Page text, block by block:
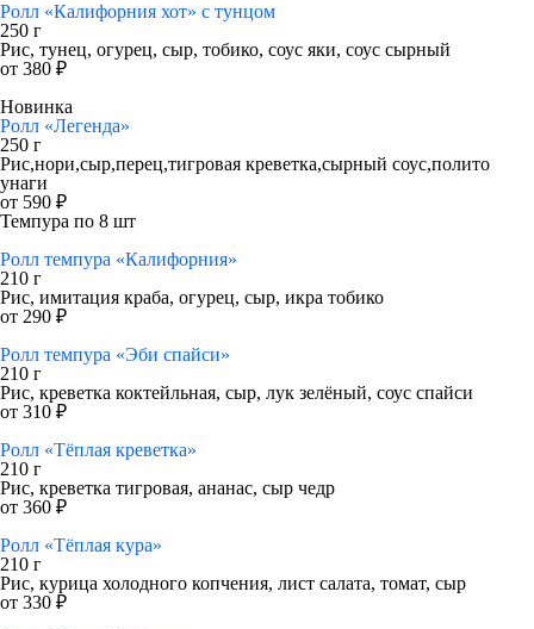
Ролл «Калифорния хот» с тунцом
250 г
Рис, тунец, огурец, сыр, тобико, соус яки, соус сырный
от 380 ₽
Новинка
Ролл «Легенда»
250 г
Рис,нори,сыр,перец,тигровая креветка,сырный соус,полито
унаги
от 590 ₽
Темпура по 8 шт
Ролл темпура «Калифорния»
210 г
Рис, имитация краба, огурец, сыр, икра тобико
от 290 ₽
Ролл темпура «Эби спайси»
210 г
Рис, креветка коктейльная, сыр, лук зелёный, соус спайси
от 310 ₽
Ролл «Тёплая креветка»
210 г
Рис, креветка тигровая, ананас, сыр чедр
от 360 ₽
Ролл «Тёплая кура»
210 г
Рис, курица холодного копчения, лист салата, томат, сыр
от 330 ₽